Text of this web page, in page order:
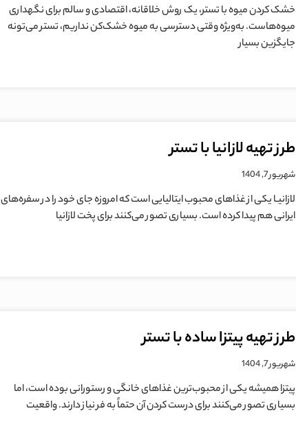
خشک کردن میوه با تستر، یک روش خلاقانه، اقتصادی و سالم برای نگهداری
میوه‌هاست. به‌ویژه وقتی دسترسی به میوه خشک‌کن نداریم، تستر می‌تونه
جایگزین بسیار
طرز تهیه لازانیا با تستر
شهریور 7, 1404
لازانیـا یکی از غذاهای محبوب ایتالیایی است که امروزه جای خود را در سفره‌های
ایرانی هم پیدا کرده است. بسیاری تصور می‌کنند برای پخت لازانیا
طرز تهیه پیتزا ساده با تستر
شهریور 7, 1404
پیتزا همیشه یکی از محبوب‌ترین غذاهای خانگی و رستورانی بوده است، اما
بسیاری تصور می‌کنند برای درست کردن آن حتماً به فر نیاز دارند. واقعیت